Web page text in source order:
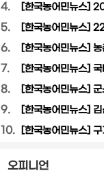
4. [한국농어민뉴스]
5. [한국농어민뉴스]
6. [한국농어민뉴스]
7. [한국농어민뉴스] 국
8. [한국농어민뉴스]
9. [한국농어민뉴스]
10. [한국농어민뉴스] 구
오피니언